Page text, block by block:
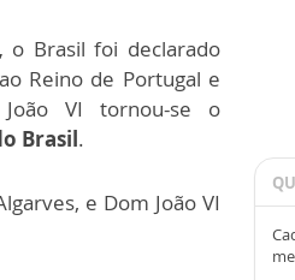
o Brasil foi declarado
Reino de Portugal e
VI tornou-se o
Brasil.
e Dom João VI